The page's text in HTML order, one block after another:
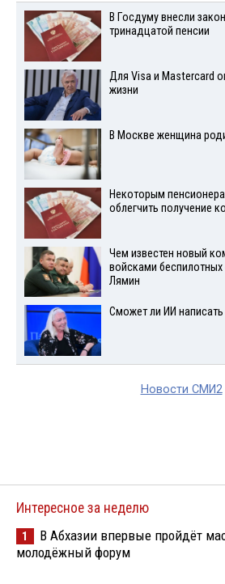
В Госдуму внесли
тринадцатой пенсии
Для Visа и Mastercard
жизни
В Москве женщина
Некоторым
облегчить получение
Чем известен новый
войсками
Лямин
Сможет ли ИИ
Новости СМИ2
Интересное за неделю
1
В Абхазии впервые пройдёт
молодёжный форум